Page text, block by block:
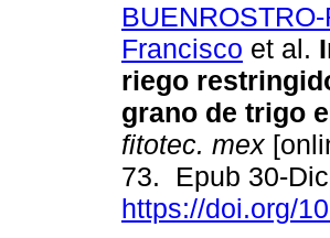
Francisco et al.
riego
grano de trigo
fitotec. mex
73. Epub 30-
https://doi.org/